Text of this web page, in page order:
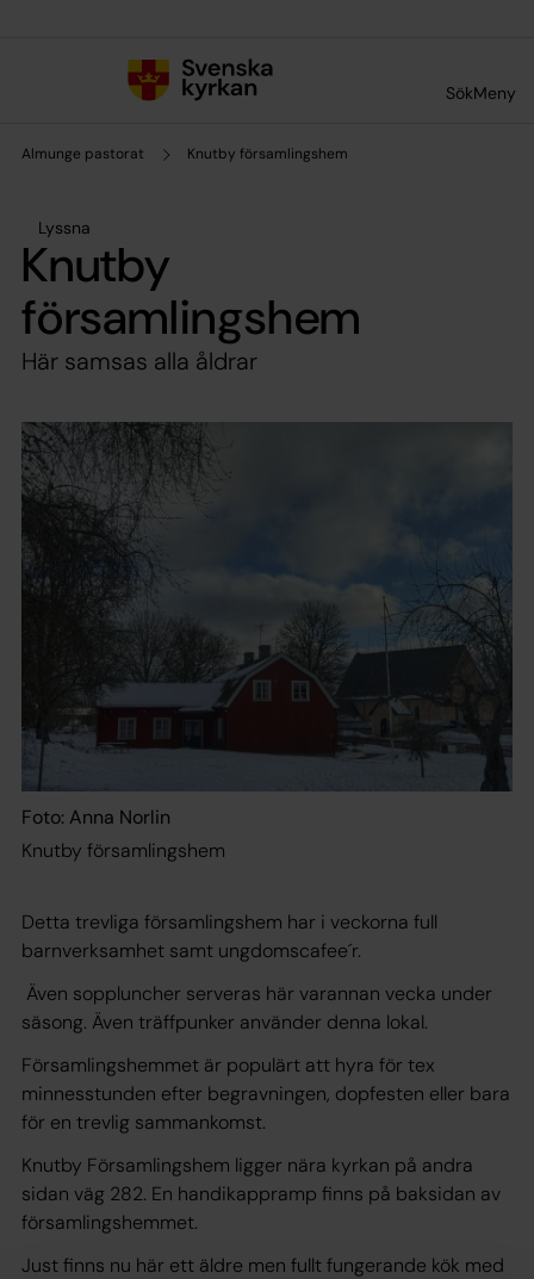
SökMeny
Almunge pastorat Knutby församlingshem
Lyssna
Knutby
församlingshem
Här samsas alla åldrar
Foto: Anna Norlin
Knutby församlingshem
Detta trevliga församlingshem har i veckorna full
barnverksamhet samt ungdomscafee´r.
Även soppluncher serveras här varannan vecka under
säsong. Även träffpunker använder denna lokal.
Församlingshemmet är populärt att hyra för tex
minnesstunden efter begravningen, dopfesten eller bara
för en trevlig sammankomst.
Knutby Församlingshem ligger nära kyrkan på andra
sidan väg 282. En handikappramp finns på baksidan av
församlingshemmet.
Just finns nu här ett äldre men fullt fungerande kök med